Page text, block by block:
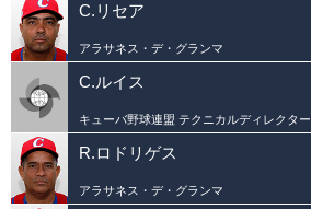
C.リセア
アラサネス・デ・グランマ
C.ルイス
キューバ野球連盟 テクニカルディレクター
R.ロドリゲス
アラサネス・デ・グランマ